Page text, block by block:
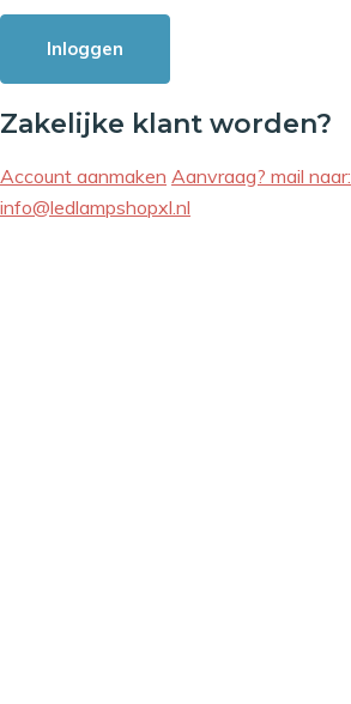
Inloggen
Zakelijke klant worden?
Account aanmaken Aanvraag? mail naar:
info@ledlampshopxl.nl